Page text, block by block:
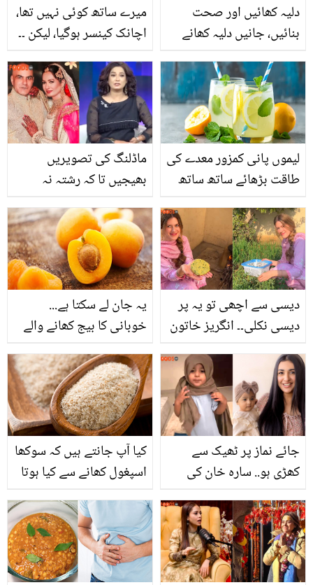
میرے ساتھ کوئی نہیں تھا،
اچانک کینسر ہوگیا، لیکن ۔۔
مہیما چوہدری موت کے منہ
سے کیسے واپس آئیں؟
تکلیف دہ کہانی بتاتے ہوئے
رو پڑیں
دلیہ کھائیں اور صحت
بنائیں، جانیں دلیہ کھانے
کے صحت پر حیرت انگیز
فوائد جو جان کر آپ بھی
کھائے بِنا نہیں رہ پائیں گے
ماڈلنگ کی تصویریں
بھیجیں تا کہ رشتہ نہ
بھیجے۔۔ جیا علی شادی
کیوں نہیں کرنا چاہتی
تھیں؟ پہلی بار کافی کچھ
بتا دیا
لیموں پانی کمزور معدے کی
طاقت بڑھائے ساتھ ساتھ
وزن بھی گھٹائے، جانیئے
لیموں پانی کے 7 حیرت
انگیز فوائد
یہ جان لے سکتا ہے...
خوبانی کا بیج کھانے والے
اس کے چند نقصانات سے
خبردار ہوجائیں
دیسی سے اچھی تو یہ پر
دیسی نکلی۔۔ انگریز خاتون
کو مکئی کی روٹی بناتے
دیکھ کر صارفین حیران رہ
گئے، ویڈیو وائرل
کیا آپ جانتے ہیں کہ سوکھا
اسپغول کھانے سے کیا ہوتا
ہے؟ جانیئے اس کے ایسے
حیرت انگیز فوائد جو آپ
دیں آپ کو بہترین نتائج
جائے نماز پر ٹھیک سے
کھڑی ہو.. سارہ خان کی
بیٹی کو نماز سکھانے کی
خوبصورت ویڈیو وائرل